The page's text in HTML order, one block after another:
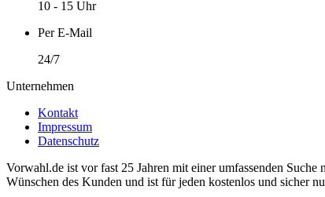
10 - 15 Uhr
Per E-Mail
24/7
Unternehmen
Kontakt
Impressum
Datenschutz
Vorwahl.de ist vor fast 25 Jahren mit einer umfassenden
Wünschen des Kunden und ist für jeden kostenlos und sicher